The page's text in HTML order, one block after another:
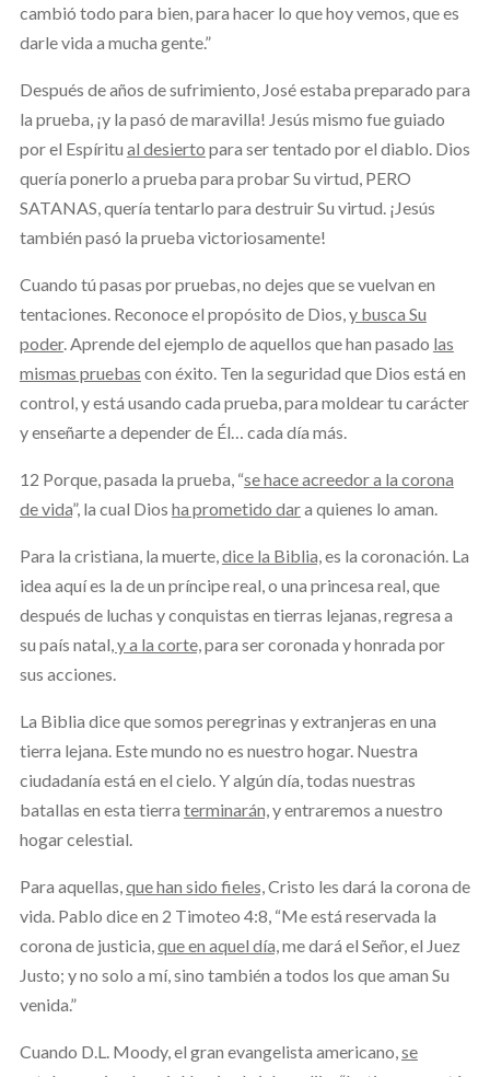
cambió todo para bien, para hacer lo que hoy vemos, que es
darle vida a mucha gente.”
Después de años de sufrimiento, José estaba preparado para
la prueba, ¡y la pasó de maravilla! Jesús mismo fue guiado
por el Espíritu al desierto para ser tentado por el diablo. Dios
quería ponerlo a prueba para probar Su virtud, PERO
SATANAS, quería tentarlo para destruir Su virtud. ¡Jesús
también pasó la prueba victoriosamente!
Cuando tú pasas por pruebas, no dejes que se vuelvan en
tentaciones. Reconoce el propósito de Dios,y busca Su
poder. Aprende del ejemplo de aquellos que han pasado las
mismas pruebas con éxito. Ten la seguridad que Dios está en
control, y está usando cada prueba, para moldear tu carácter
y enseñarte a depender de Él… cada día más.
12 Porque, pasada la prueba, “se hace acreedor a la corona
de vida”, la cual Dios ha prometido dara quienes lo aman.
Para la cristiana, la muerte,dice la Biblia,es la coronación. La
idea aquí es la de un príncipe real, o una princesa real, que
después de luchas y conquistas en tierras lejanas, regresa a
su país natal, y a la corte,para ser coronada y honrada por
sus acciones.
La Biblia dice que somos peregrinas y extranjeras en una
tierra lejana. Este mundo no es nuestro hogar. Nuestra
ciudadanía está en el cielo. Y algún día, todas nuestras
batallas en esta tierra terminarán,y entraremos a nuestro
hogar celestial.
Para aquellas,que han sido fieles,Cristo les dará la corona de
vida. Pablo dice en 2 Timoteo 4:8, “Me está reservada la
corona de justicia,que en aquel día,me dará el Señor, el Juez
Justo; y no solo a mí, sino también a todos los que aman Su
venida.”
Cuando D.L. Moody, el gran evangelista americano,se